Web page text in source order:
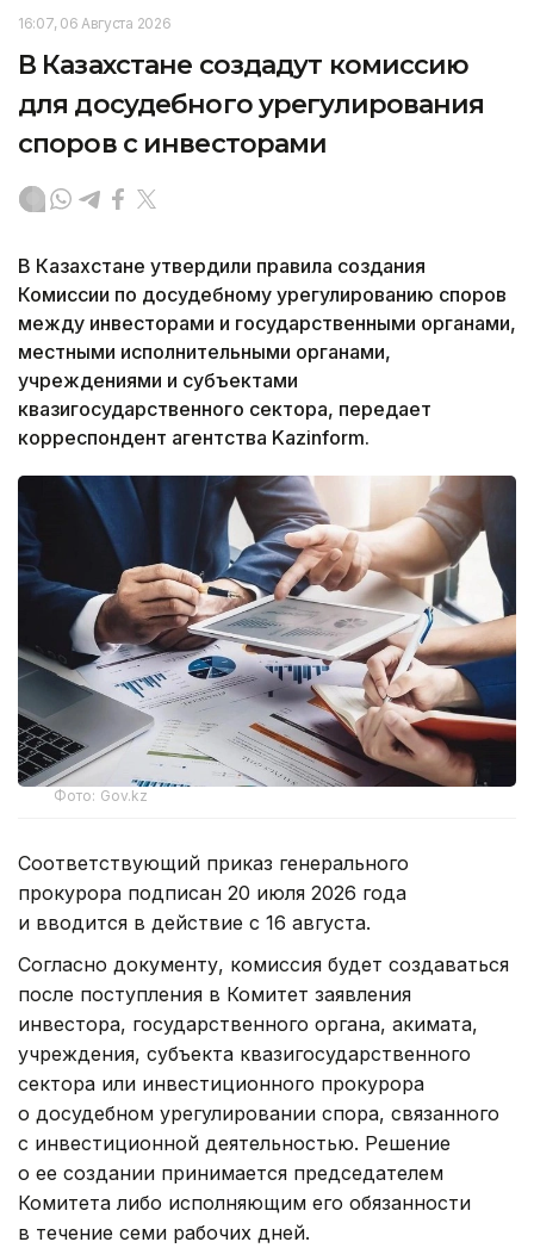
16:07, 06 Августа 2026
В Казахстане создадут комиссию
для досудебного урегулирования
споров с инвесторами
В Казахстане утвердили правила создания
Комиссии по досудебному урегулированию споров
между инвесторами и государственными органами,
местными исполнительными органами,
учреждениями и субъектами
квазигосударственного сектора, передает
корреспондент агентства Kazinform.
Фото: Gov.kz
Соответствующий приказ генерального
прокурора подписан 20 июля 2026 года
и вводится в действие с 16 августа.
Согласно документу, комиссия будет создаваться
после поступления в Комитет заявления
инвестора, государственного органа, акимата,
учреждения, субъекта квазигосударственного
сектора или инвестиционного прокурора
о досудебном урегулировании спора, связанного
с инвестиционной деятельностью. Решение
о ее создании принимается председателем
Комитета либо исполняющим его обязанности
в течение семи рабочих дней.